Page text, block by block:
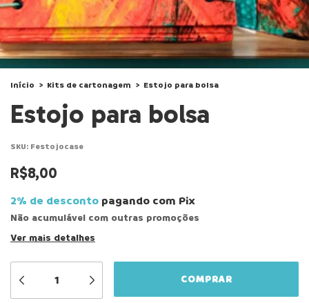
Início > Kits de cartonagem > Estojo para bolsa
Estojo para bolsa
SKU: Festojocase
R$8,00
2% de desconto pagando com Pix
Não acumulável com outras promoções
Ver mais detalhes